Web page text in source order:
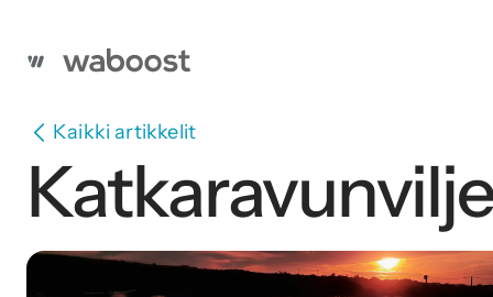
Kaikki artikkelit